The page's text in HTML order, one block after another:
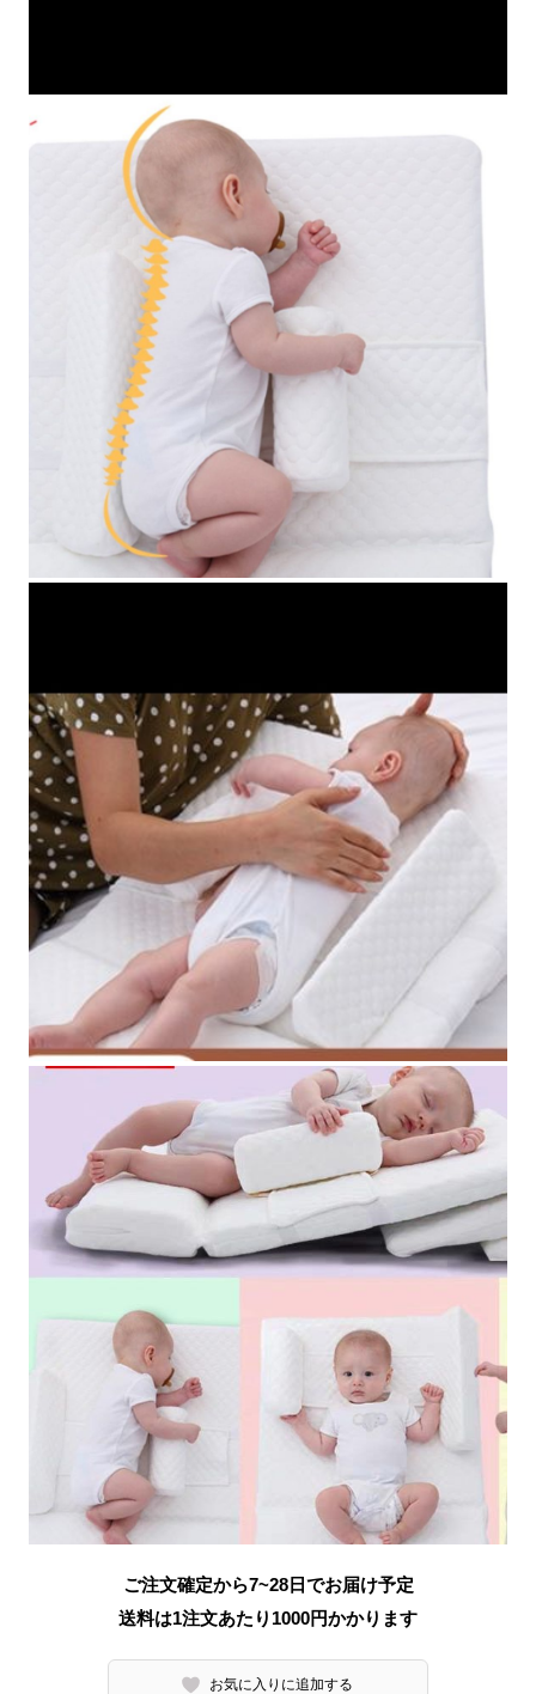
ご注文確定から7~28日でお届け予定
送料は1注文あたり 1000円かかります
お気に入りに追加する